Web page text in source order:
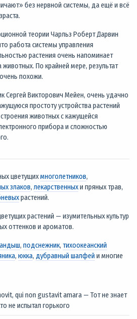
без нервной системы, да ещё и всё
теории Чарльз Роберт Дарвин
работа системы управления
растения очень напоминает
животных. По крайней мере, результат
похожи.
Сергей Викторович Мейен, очень удачно
простоту устройства растений
животных с кажущейся
прибора и сложностью
цветущихмноголетников,
злаков, лекарственныхи пряных трав,
растений.
растений — изумительных культур
оттенков и ароматов.
, подснежник, тихоокеанский
, юкка, дубравный шалфей и многие
qui non gustavit amara — Тот не знает
не испытал горького